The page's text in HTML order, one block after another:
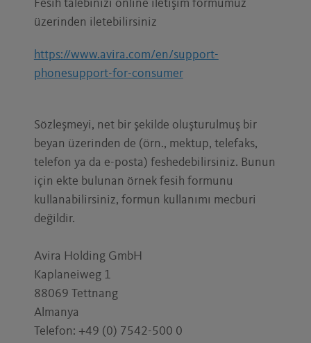
Fesih talebinizi online iletişim formumuz
üzerinden iletebilirsiniz
https://www.avira.com/en/support-
phonesupport-for-consumer
Sözleşmeyi, net bir şekilde oluşturulmuş bir
beyan üzerinden de (örn., mektup, telefaks,
telefon ya da e-posta) feshedebilirsiniz. Bunun
için ekte bulunan örnek fesih formunu
kullanabilirsiniz, formun kullanımı mecburi
değildir.
Avira Holding GmbH
Kaplaneiweg 1
88069 Tettnang
Almanya
Telefon: +49 (0) 7542-500 0